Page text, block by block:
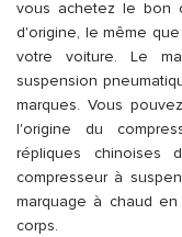
vous achetez le bon
d'origine, le même
votre voiture. Le
suspension
marques. Vous
l'origine du
répliques chinoises
compresseur à
marquage à chaud
corps.